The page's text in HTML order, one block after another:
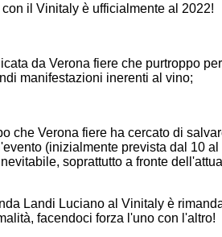
il Vinitaly è ufficialmente al 2022!
da Verona fiere che purtroppo
manifestazioni inerenti al vino;
che Verona fiere ha cercato di
(inizialmente prevista dal 10
soprattutto a fronte
Landi Luciano al Vinitaly è
facendoci forza l'uno con l'altro!